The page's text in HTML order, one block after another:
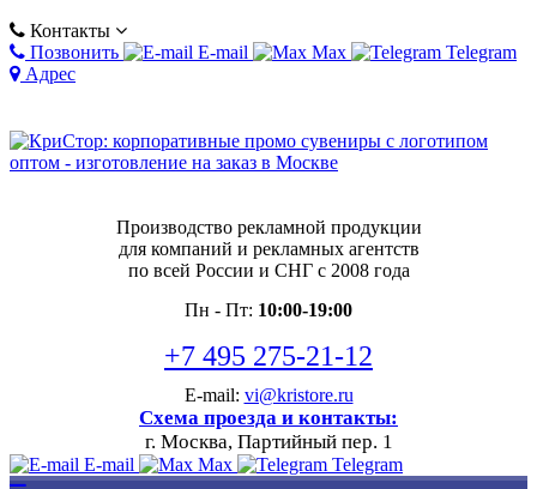
Контакты
Позвонить
E-mail Max
Telegram
Адрес
Производство рекламной продукции
для компаний и рекламных агентств
по всей России и СНГ с 2008 года
Пн - Пт: 10:00-19:00
+7 495 275-21-12
E-mail: vi@kristore.ru
Схема проезда и контакты:
г. Москва, Партийный пер. 1
E-mail Max Telegram